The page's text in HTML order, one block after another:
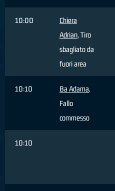
10:00
Chiera
Adrian, Tiro
sbagliato da
fuori area
10:10 Ba Adama,
Fallo
commesso
10:10